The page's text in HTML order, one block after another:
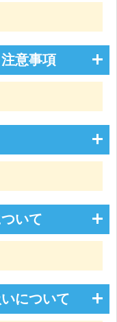
意事項
いて
について